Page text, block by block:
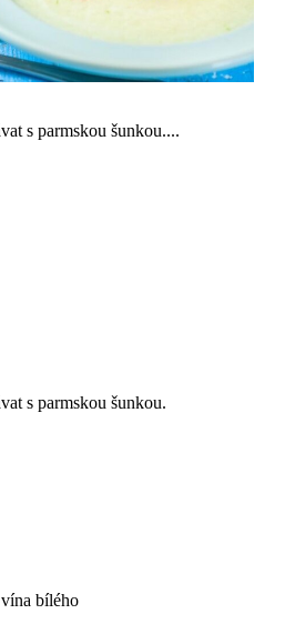
s parmskou šunkou....
s parmskou šunkou.
bílého